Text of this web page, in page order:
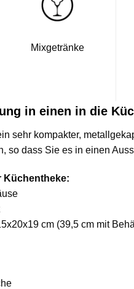
Mixgetränke
in einen in die
sehr kompakter,
so dass Sie es in einen
Küchentheke:
cm (39,5 cm mit